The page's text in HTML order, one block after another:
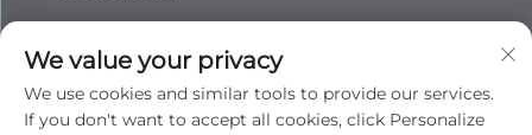
[email protected]
We value your privacy
We use cookies and similar tools to provide our services.
If you don't want to accept all cookies, click Personalize